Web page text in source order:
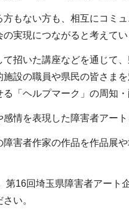
もない方も、相互にコミ
実現につながると考えてい
招いた講座などを通じて
設の職員や県民の皆さま
「ヘルプマーク」の周知
情を表現した障害者アー
害者作家の作品を作品展
第16回埼玉県障害者アー
い。